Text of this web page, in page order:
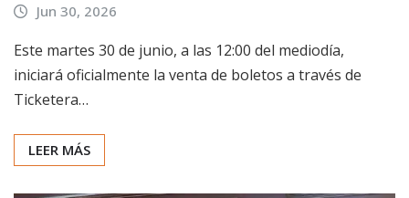
Jun 30, 2026
Este martes 30 de junio, a las 12:00 del mediodía,
iniciará oficialmente la venta de boletos a través de
Ticketera…
LEER MÁS